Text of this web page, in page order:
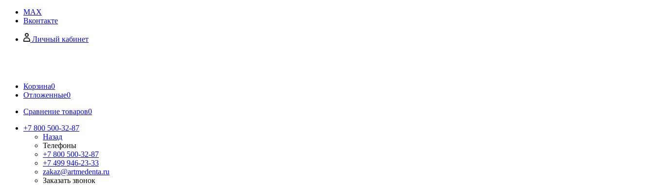
MAX
Вконтакте
Личный кабинет
Корзина0
Отложенные0
Сравнение товаров0
+7 800 500-32-87
Назад
Телефоны
+7 800 500-32-87
+7 499 946-23-33
zakaz@artmedenta.ru
Заказать звонок